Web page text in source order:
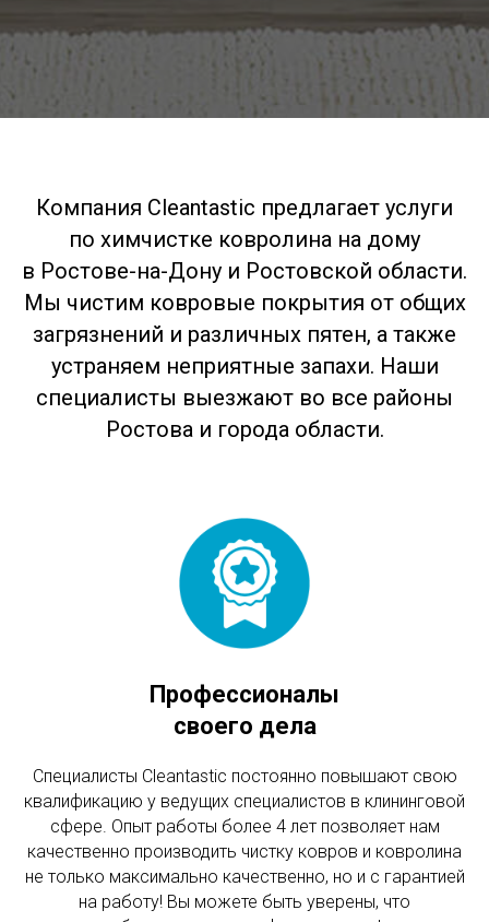
Компания Cleantastic предлагает услуги
по химчистке ковролина на дому
в Ростове-на-Дону и Ростовской области.
Мы чистим ковровые покрытия от общих
загрязнений и различных пятен, а также
устраняем неприятные запахи. Наши
специалисты выезжают во все районы
Ростова и города области.
Профессионалы
своего дела
Специалисты Cleantastic постоянно повышают свою
квалификацию у ведущих специалистов в клининговой
сфере. Опыт работы более 4 лет позволяет нам
качественно производить чистку ковров и ковролина
не только максимально качественно, но и с гарантией
на работу! Вы можете быть уверены, что